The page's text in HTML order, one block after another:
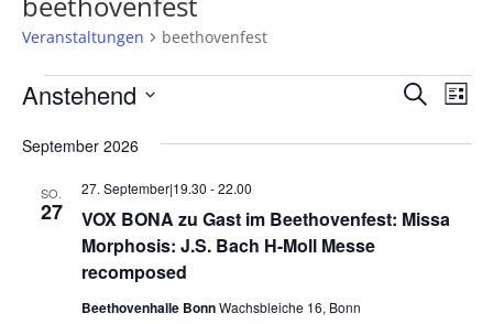
Veranstaltungen beethovenfest
Veranstaltungen
und
SucheListe
Anstehend
wählen.
September 2026
SO.
27
VOX BONA zu Gast im Beethovenfest: Missa
Morphosis: J.S. Bach H-Moll Messe
recomposed
27. September|19.30 -22.00
Beethovenhalle BonnWachsbleiche 16, Bonn